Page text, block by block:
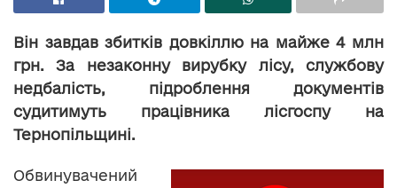
Він завдав збитків довкіллю на майже 4 млн
грн. За незаконну вирубку лісу, службову
недбалість, підроблення документів
судитимуть працівника лісгоспу на
Тернопільщині.
Обвинувачений